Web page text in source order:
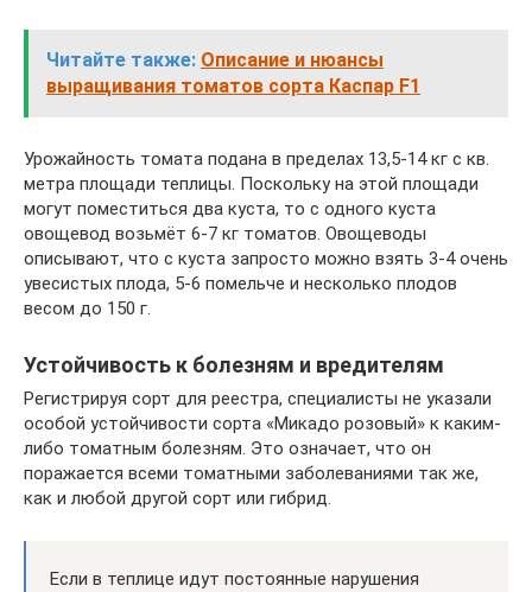
Читайте также: Описание и нюансы
выращивания томатов сорта Каспар F1
Урожайность томата подана в пределах 13,5-14 кг с кв.
метра площади теплицы. Поскольку на этой площади
могут поместиться два куста, то с одного куста
овощевод возьмёт 6-7 кг томатов. Овощеводы
описывают, что с куста запросто можно взять 3-4 очень
увесистых плода, 5-6 помельче и несколько плодов
весом до 150 г.
Устойчивость к болезням и вредителям
Регистрируя сорт для реестра, специалисты не указали
особой устойчивости сорта «Микадо розовый» к каким-
либо томатным болезням. Это означает, что он
поражается всеми томатными заболеваниями так же,
как и любой другой сорт или гибрид.
Если в теплице идут постоянные нарушения